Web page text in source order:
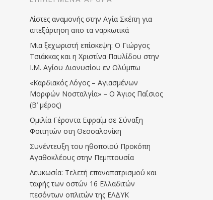
Λίστες αναμονής στην Αγία Σκέπη για
απεξάρτηση απο τα ναρκωτικά
Μια ξεχωριστή επίσκεψη: Ο Γιώργος
Τσιάκκας και η Χριστίνα Παυλίδου στην
Ι.Μ. Αγίου Διονυσίου εν Ολύμπω
«Καρδιακός Λόγος – Αγιασμένων
Μορφών Νοσταλγία» – Ο Άγιος Παΐσιος
(Β’ μέρος)
Ομιλία Γέροντα Εφραίμ σε Σύναξη
Φοιτητών στη Θεσσαλονίκη
Συνέντευξη του ηθοποιού Προκόπη
Αγαθοκλέους στην Πεμπτουσία
Λευκωσία: Τελετή επαναπατρισμού και
ταφής των οστών 16 Ελλαδιτών
πεσόντων οπλιτών της ΕΛΔΥΚ